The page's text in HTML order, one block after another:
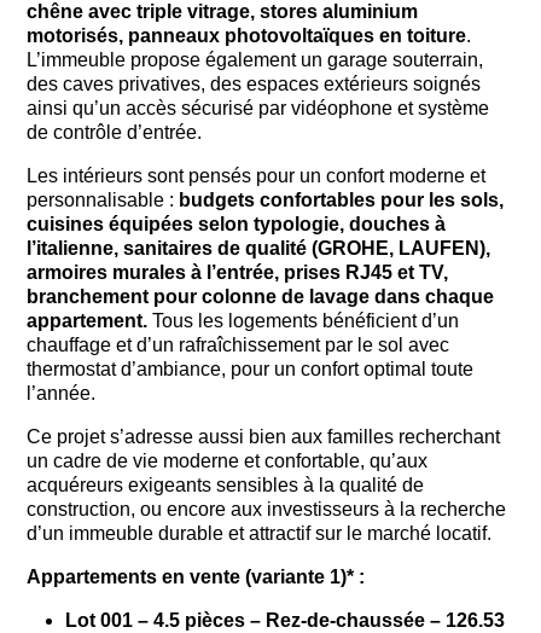
chêne avec triple vitrage, stores aluminium
motorisés, panneaux photovoltaïques en toiture.
L’immeuble propose également un garage souterrain,
des caves privatives, des espaces extérieurs soignés
ainsi qu’un accès sécurisé par vidéophone et système
de contrôle d’entrée.
Les intérieurs sont pensés pour un confort moderne et
personnalisable : budgets confortables pour les sols,
cuisines équipées selon typologie, douches à
l’italienne, sanitaires de qualité (GROHE, LAUFEN),
armoires murales à l’entrée, prises RJ45 et TV,
branchement pour colonne de lavage dans chaque
appartement.Tous les logements bénéficient d’un
chauffage et d’un rafraîchissement par le sol avec
thermostat d’ambiance, pour un confort optimal toute
l’année.
Ce projet s’adresse aussi bien aux familles recherchant
un cadre de vie moderne et confortable, qu’aux
acquéreurs exigeants sensibles à la qualité de
construction, ou encore aux investisseurs à la recherche
d’un immeuble durable et attractif sur le marché locatif.
Appartements en vente (variante 1)* :
Lot 001 – 4.5 pièces – Rez-de-chaussée – 126.53